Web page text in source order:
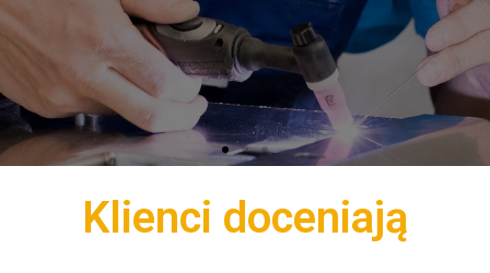
Klienci doceniają